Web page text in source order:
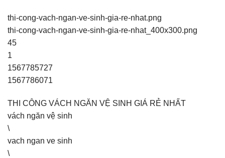
thi-cong-vach-ngan-ve-sinh-gia-re-nhat.png
thi-cong-vach-ngan-ve-sinh-gia-re-nhat_400x300.png
45
1
1567785727
1567786071
THI CÔNG VÁCH NGĂN VỆ SINH GIÁ RẺ NHẤT
vách ngăn vệ sinh
\
vach ngan ve sinh
\